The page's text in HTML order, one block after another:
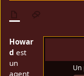
Un
Howar
d est
un
agent